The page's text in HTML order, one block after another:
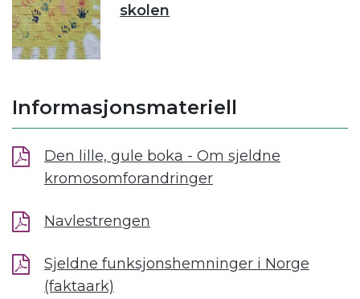
skolen
Informasjonsmateriell
Den lille, gule boka - Om sjeldne
kromosomforandringer
Navlestrengen
Sjeldne funksjonshemninger i Norge
(faktaark)